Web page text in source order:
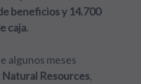
beneficios y 14.700
caja.
algunos meses
Resources,